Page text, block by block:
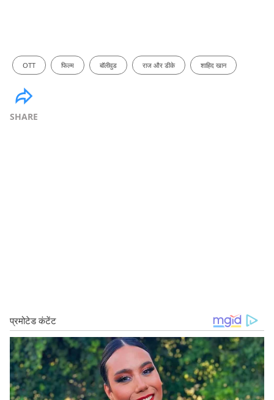
OTT फिल्म बॉलीवुड राज और डीके शाहिद खान
SHARE